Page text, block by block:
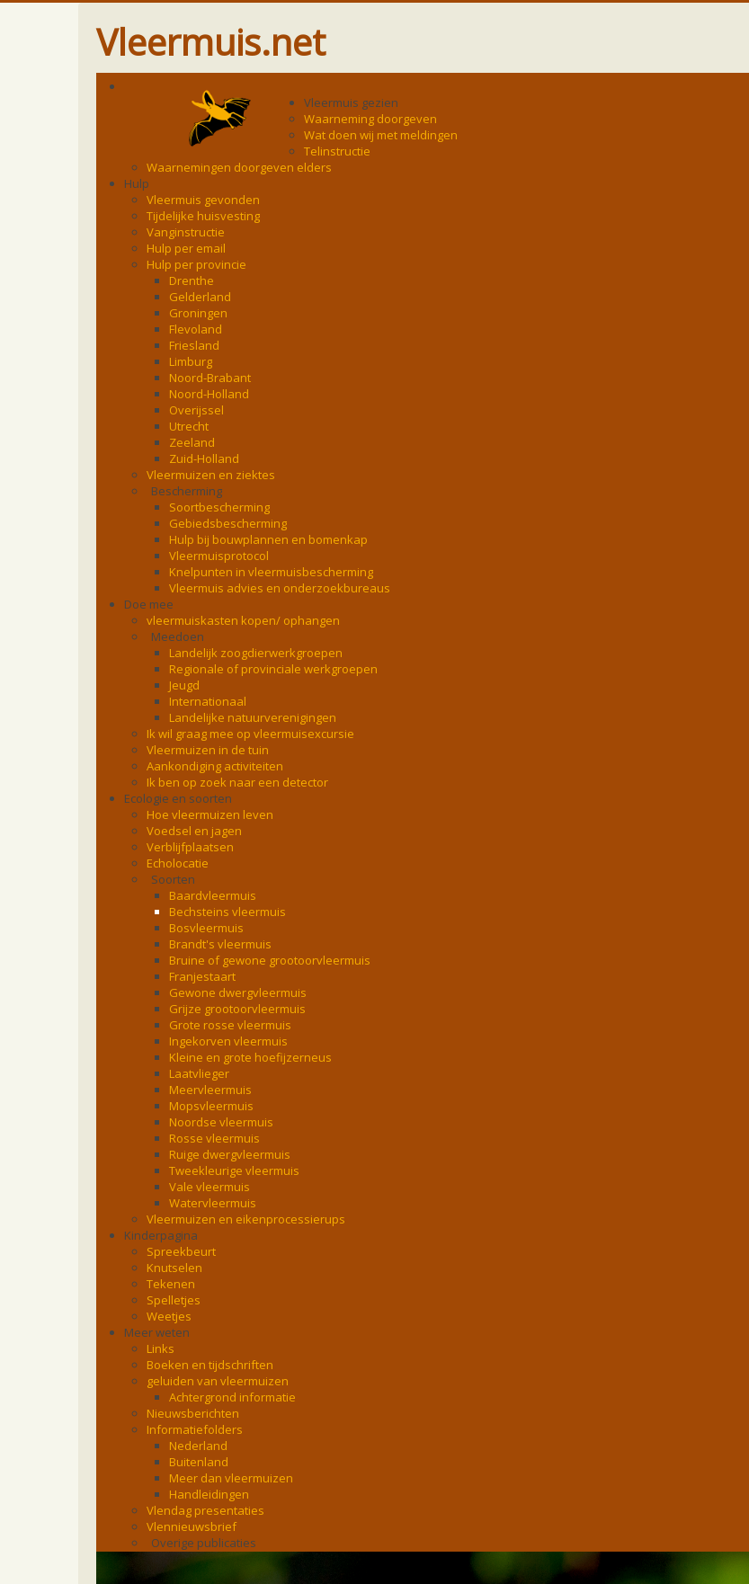
Vleermuis.net
Vleermuis gezien
Waarneming doorgeven
Wat doen wij met meldingen
Telinstructie
Waarnemingen doorgeven elders
Hulp
Vleermuis gevonden
Tijdelijke huisvesting
Vanginstructie
Hulp per email
Hulp per provincie
Drenthe
Gelderland
Groningen
Flevoland
Friesland
Limburg
Noord-Brabant
Noord-Holland
Overijssel
Utrecht
Zeeland
Zuid-Holland
Vleermuizen en ziektes
Bescherming
Soortbescherming
Gebiedsbescherming
Hulp bij bouwplannen en bomenkap
Vleermuisprotocol
Knelpunten in vleermuisbescherming
Vleermuis advies en onderzoekbureaus
Doe mee
vleermuiskasten kopen/ ophangen
Meedoen
Landelijk zoogdierwerkgroepen
Regionale of provinciale werkgroepen
Jeugd
Internationaal
Landelijke natuurverenigingen
Ik wil graag mee op vleermuisexcursie
Vleermuizen in de tuin
Aankondiging activiteiten
Ik ben op zoek naar een detector
Ecologie en soorten
Hoe vleermuizen leven
Voedsel en jagen
Verblijfplaatsen
Echolocatie
Soorten
Baardvleermuis
Bechsteins vleermuis
Bosvleermuis
Brandt's vleermuis
Bruine of gewone grootoorvleermuis
Franjestaart
Gewone dwergvleermuis
Grijze grootoorvleermuis
Grote rosse vleermuis
Ingekorven vleermuis
Kleine en grote hoefijzerneus
Laatvlieger
Meervleermuis
Mopsvleermuis
Noordse vleermuis
Rosse vleermuis
Ruige dwergvleermuis
Tweekleurige vleermuis
Vale vleermuis
Watervleermuis
Vleermuizen en eikenprocessierups
Kinderpagina
Spreekbeurt
Knutselen
Tekenen
Spelletjes
Weetjes
Meer weten
Links
Boeken en tijdschriften
geluiden van vleermuizen
Achtergrond informatie
Nieuwsberichten
Informatiefolders
Nederland
Buitenland
Meer dan vleermuizen
Handleidingen
Vlendag presentaties
Vlennieuwsbrief
Overige publicaties
zoonose info (rabies, corona, etc)
rapporten